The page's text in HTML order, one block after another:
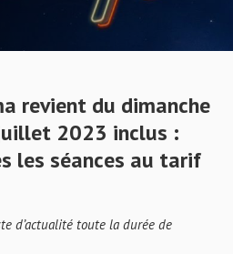
revient du dimanche
2023 inclus :
les séances au tarif
d’actualité toute la durée de